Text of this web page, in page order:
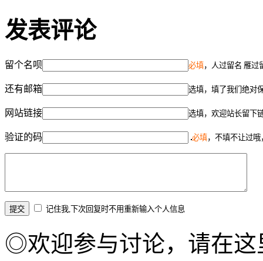
发表评论
留个名呗 必填，人过留名 雁过
还有邮箱 选填，填了我们绝对
网站链接 选填，欢迎站长留下
验证的码 必填，不填不让过
记住我,下次回复时不用重新输入个人信息
◎欢迎参与讨论，请在这